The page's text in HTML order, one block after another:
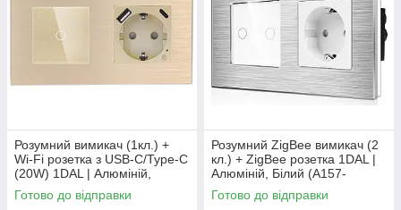
Розумний вимикач (1кл.) +
Wi-Fi розетка з USB-C/Type-C
(20W) 1DAL | Алюміній,
Золото (A157-GSW1G.WF-
STUTC.WF.GD)
Готово до відправки
Розумний ZigBee вимикач (2
кл.) + ZigBee розетка 1DAL |
Алюміній, Білий (A157-
GSW2G.ZB-ST.ZB.WT)
Готово до відправки